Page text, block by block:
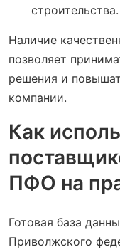
строительства.
Наличие
позволяет
решения и
компании.
Как
ПФО на
Готовая база
Приволжского